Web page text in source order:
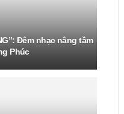
Đêm nhạc nâng tầm
Phúc